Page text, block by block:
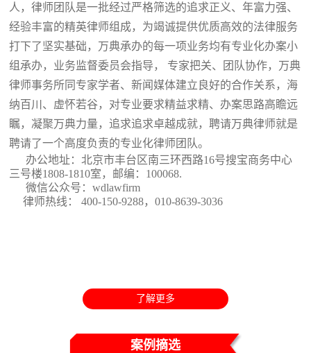
人，律师团队是一批经过严格筛选的追求正义、年富力强、
经验丰富的精英律师组成，为竭诚提供优质高效的法律服务
打下了坚实基础，万典承办的每一项业务均有专业化办案小
组承办，业务监督委员会指导， 专家把关、团队协作，万典
律师事务所同专家学者、新闻媒体建立良好的合作关系，海
纳百川、虚怀若谷，对专业要求精益求精、办案思路高瞻远
瞩，凝聚万典力量，追求追求卓越成就，聘请万典律师就是
聘请了一个高度负责的专业化律师团队。
办公地址：北京市丰台区南三环西路16号搜宝商务中心
三号楼1808-1810室 ，邮编：100068.
微信公众号：wdlawfirm
律师热线： 400-150-9288，010-8639-3036
了解更多
案例摘选